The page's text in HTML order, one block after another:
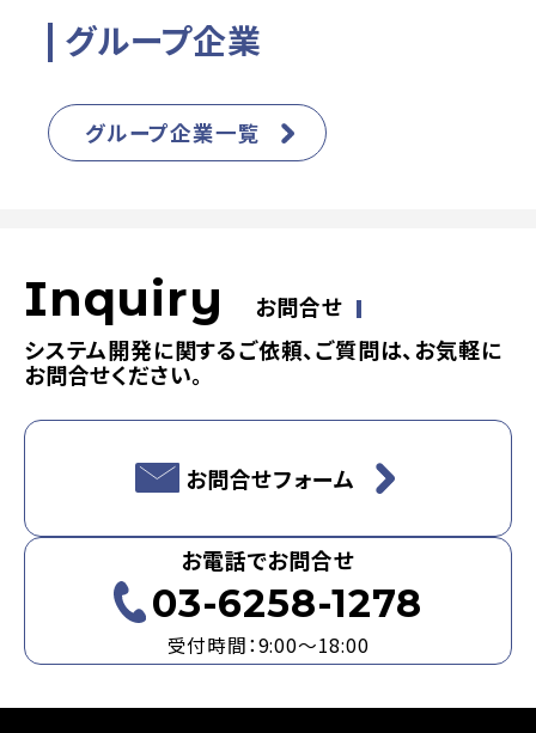
グループ企業
グループ企業一覧
Inquiry
お問合せ
システム開発に関するご依頼、ご質問は、お気軽に
お問合せください。
お問合せフォーム
お電話でお問合せ
03-6258-1278
受付時間：9:00～18:00